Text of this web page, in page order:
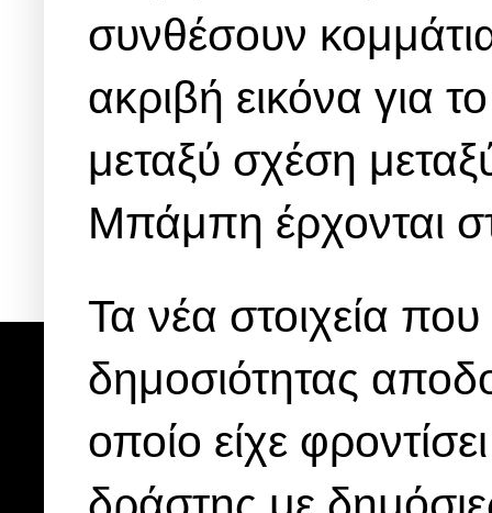
συνθέσουν
ακριβή εικόνα για
μεταξύ σχέση
Μπάμπη έρχονται
Τα νέα στοιχεία
δημοσιότητας
οποίο είχε